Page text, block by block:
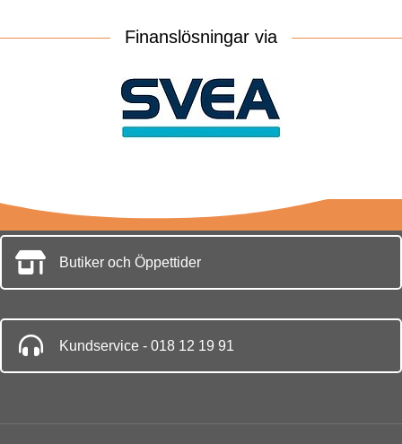
Finanslösningar via
Butiker och Öppettider
Kundservice - 018 12 19 91